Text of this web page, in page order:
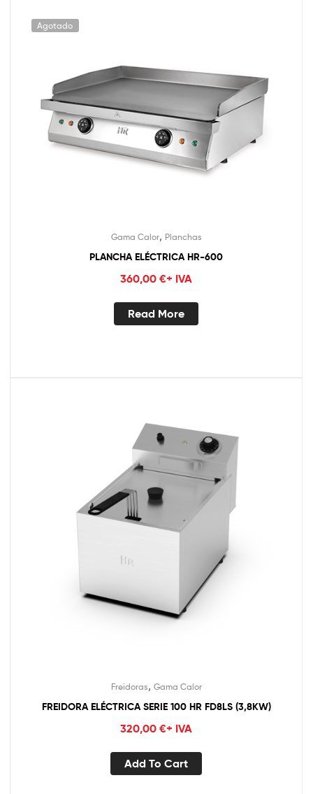
Agotado
Gama Calor, Planchas
PLANCHA ELÉCTRICA HR-600
360,00 €+ IVA
Read More
Freidoras, Gama Calor
FREIDORA ELÉCTRICA SERIE 100 HR FD8LS (3,8KW)
320,00 €+ IVA
Add To Cart